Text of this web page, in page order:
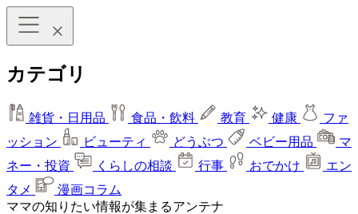
カテゴリ
雑貨・日用品 食品・飲料 教育 健康
ファ
ッション
ビューティ どうぶつ ベビー用品
マ
ネー・投資
くらしの相談 行事 おでかけ
エン
タメ
漫画コラム
ママの知りたい情報が集まるアンテナ